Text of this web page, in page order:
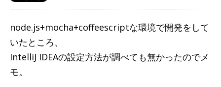
node.js+mocha+coffeescriptな環境で開発をして
いたところ、
IntelliJ IDEAの設定方法が調べても無かったのでメ
モ。